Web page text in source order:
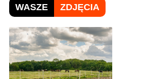
WASZE ZDJĘCIA